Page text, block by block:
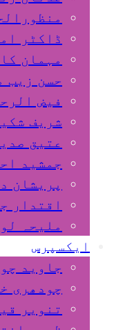
ڈاکٹر
مہمان
حسن زیب
فیض
شریف
عتیق
جمشید
پریشان
اقتدار
ملیحہ
ایکسپرس
جاوید
چودھری
تنویر